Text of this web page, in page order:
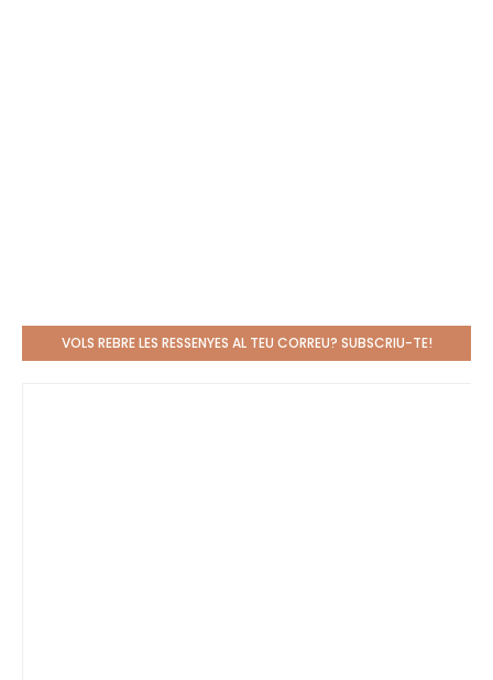
VOLS REBRE LES RESSENYES AL TEU CORREU? SUBSCRIU-TE!